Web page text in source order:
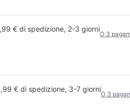
€ di spedizione, 2-3 giorni
O 3
€ di spedizione, 3-7 giorni
O 3